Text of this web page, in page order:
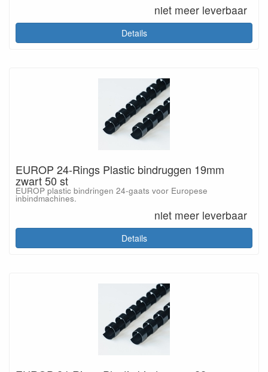
niet meer leverbaar
Details
EUROP 24-Rings Plastic bindruggen 19mm
zwart 50 st
EUROP plastic bindringen 24-gaats voor Europese
inbindmachines.
niet meer leverbaar
Details